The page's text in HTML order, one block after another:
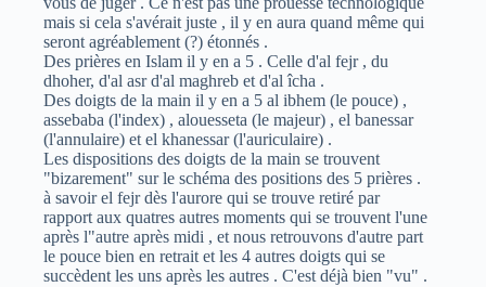
mais si cela s'avérait juste , il y en aura quand même qui
seront agréablement (?) étonnés .
Des prières en Islam il y en a 5 . Celle d'al fejr , du
dhoher, d'al asr d'al maghreb et d'al îcha .
Des doigts de la main il y en a 5 al ibhem (le pouce) ,
assebaba (l'index) , alouesseta (le majeur) , el banessar
(l'annulaire) et el khanessar (l'auriculaire) .
Les dispositions des doigts de la main se trouvent
"bizarement" sur le schéma des positions des 5 prières .
à savoir el fejr dès l'aurore qui se trouve retiré par
rapport aux quatres autres moments qui se trouvent l'une
après l"autre après midi , et nous retrouvons d'autre part
le pouce bien en retrait et les 4 autres doigts qui se
succèdent les uns après les autres . C'est déjà bien "vu" .